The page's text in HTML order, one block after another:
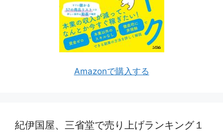
Amazonで購入する
紀伊国屋、三省堂で売り上げランキング１